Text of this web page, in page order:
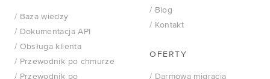
/ Baza wiedzy
/ Dokumentacja API
/ Obsługa klienta
/ Przewodnik po chmurze
/ Przewodnik po
/ Blog
/ Kontakt
OFERTY
/ Darmowa migracja